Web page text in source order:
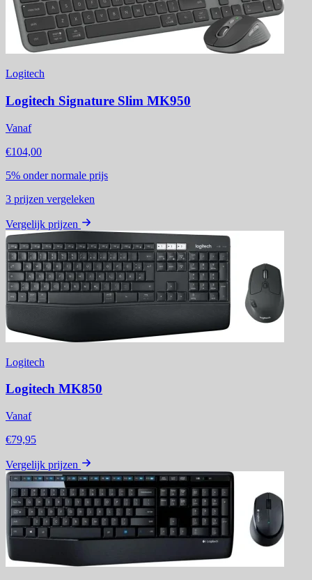
Logitech
Logitech Signature Slim MK950
Vanaf
€104,00
5% onder normale prijs
3 prijzen vergeleken
Vergelijk prijzen
Logitech
Logitech MK850
Vanaf
€79,95
Vergelijk prijzen